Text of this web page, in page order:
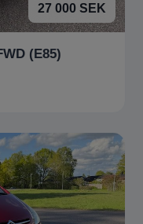
27 000 SEK
(E85)